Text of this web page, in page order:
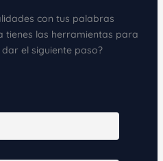
con tus palabras
tienes las herramientas para
el siguiente paso?